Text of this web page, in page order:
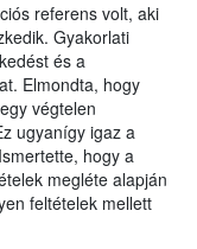
referens volt, aki
Gyakorlati
és a
Elmondta, hogy
végtelen
ugyanígy igaz a
hogy a
megléte alapján
feltételek mellett